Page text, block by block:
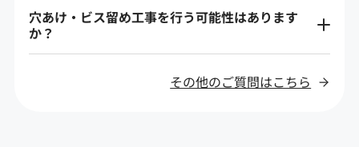
穴あけ・ビス留め工事を行う可能性はあります
か？
その他のご質問はこちら